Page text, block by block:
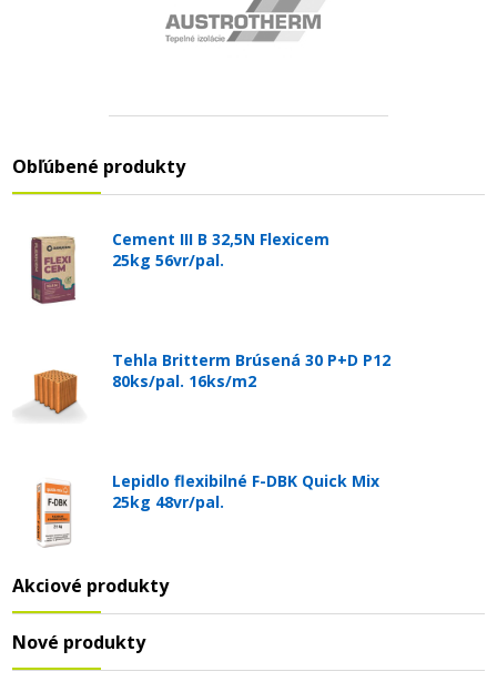
Obľúbené produkty
Cement III B 32,5N Flexicem
25kg 56vr/pal.
Tehla Britterm Brúsená 30 P+D P12
80ks/pal. 16ks/m2
Lepidlo flexibilné F-DBK Quick Mix
25kg 48vr/pal.
Akciové produkty
Nové produkty